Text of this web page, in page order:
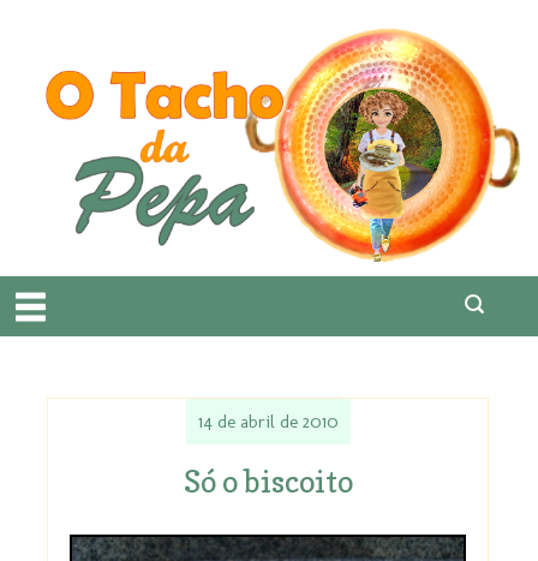
14 de abril de 2010
Só o biscoito